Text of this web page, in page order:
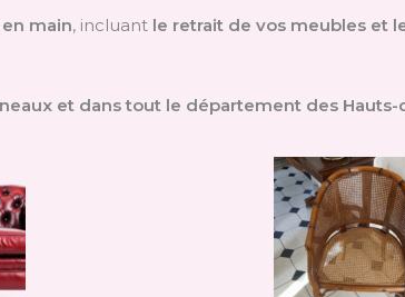
main, incluant le retrait de vos meubles et
et dans tout le département des Hauts-